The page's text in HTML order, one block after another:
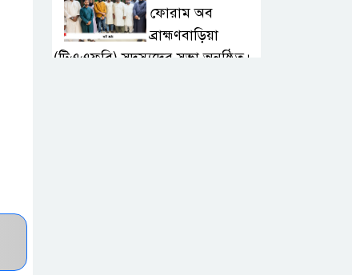
ফোরাম অব
ব্রাহ্মণবাড়িয়া
(টিএএফবি) সদস্যদের সভা অনুষ্ঠিত।